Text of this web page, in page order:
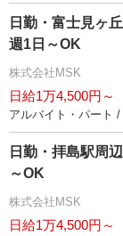
日勤・富士見ヶ
週1日～OK
株式会社MSK
日給1万4,500円～
アルバイト・パート
日勤・拝島駅周
～OK
株式会社MSK
日給1万4,500円～